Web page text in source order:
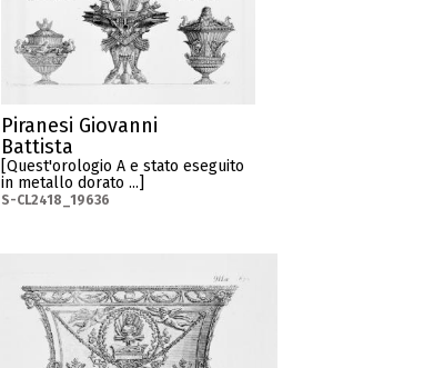
Piranesi Giovanni
Battista
[Quest'orologio A e stato eseguito
in metallo dorato ...]
S-CL2418_19636